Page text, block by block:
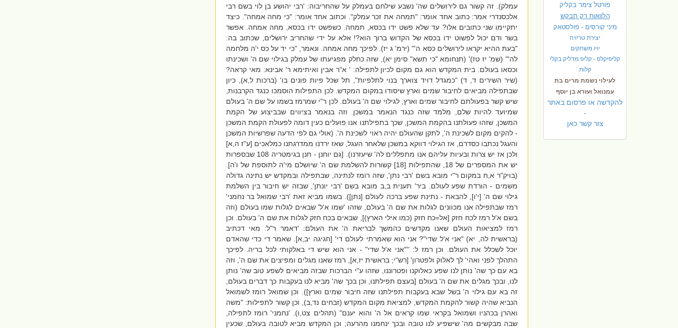
פורטל צימר בקליק
הלוואות רק תבקש
מיני קורסים - פולסטאק
יצירת טריויה
יויו משחקים
קליפיקלפ - קליפ מדליק בקלי
קלות
לעילוי נשמת מרים בת
עמנואל ועזרא בן יוסף
להקדשה או פרסום באתר
-
צור קשר כאן
עמלק). זה קשור גם לירושלים שה' נשבע שילחם בעמלק על שהחריבוה: 'רבי יהושע בן לוי בשם רבי
אלכסנדרי אמר: כתוב אחד אומר: "תמחה את זכר עמלק". וכתוב אחד אומר: "כי מחה אמחה". כיצד
יתקיימו שני כתובים אלו? עד שלא פשט ידו בכסא, תמחה. כשפשט ידו בכסא, מחה אמחה. אפשר
בשר ודם יכול לפשוט ידו בכסא של הקדוש ברוך הוא?! אלא על ידי שהחריב ירושלים, שכתוב בה:
"בעת ההיא יקראו לירושלים כסא ה'" (ירמ' ג יז). לפיכך מחה אמחה. ונאמר, "כי יד על כס י'ה מלחמה
לה'" (שמ' יז טז)' (תנחומא "כי תשא" סימן יא), שזה כחלק מפגיעתו של עמלק בגילוי שם ה' ושכינתו
וכסאו בעולם. בית המקדש הוא גם מקום לכיון לתפילה: ' א"ר אבין ואיתימא ר' אבינא: מאי קראה?
(שיר השירים ד, ד) "כמגדל דויד צוארך בנוי לתלפיות", תל שכל פיות פונים בו' (ברכות ל,א), כיון
שבתפילה מביאים לחיבור שמים וארץ שיסודו במקום המקדש. לכן התפילות הוסמכו כנגד הקרבנות,
שיש קשר בפעולתם לחיבור שמים וארץ, לגילוי שם ה' בעולם. לכן ר"י שמרמז בשמו על שם ה' בעולם
שמיועד להיות שלם, מלמד שזה כנגד הנאמר במשכן. וזה בנאמר בציווים שבביצוע של הקמת
המשכן, שזהו פעולתנו בהקמת המשכן, שכך בתפילתנו אנו פועלים כעין דומה לפעולת הקמת המשכן
- להקים מקום לשכינת ה', לתקן שהעולם יהיה ראוי לשכינת ה'. (אולי גם לפי הדעה שפרשיות המשכן
והעגל נכתבו כסדרם, אז הגילוי דווקא במשכן שלאחר העגל, שאז ירדנו ממדרגתנו כמלאכים [ע"ז ה,א]
ולכן אז יש צרות ובעיות עליהם אנו מתפללים לה' שיעזרנו). [גם יוחנן - חנן בגימטריה 108 שבספרות
יש את המספרים של 18, שהתפילות [18] קשורות להשלמת שם ה' שיושלם מי'ה לתוספת של ו'ה].
(בויק"ר א,ח במקום ר"י מובא בשם 'רבי נתן', שזה רומז לנתינה, שבתפילה ובמקדש יש נתינה גדולה
משמים - הורדת שפע לעולם. ביר' תענית ב,ב מובא בשם 'רבי יונתן', שבזה יש חיבור בין השלמת
גילוי שם ה' [י'ו], להבאת - נתינת שפע ברכה לעולם [נתן]). בשמו מביא זאת 'רבי שמואל בר נחמני'
רמז שבתפילה אנו מכוונים לגלות את שם ה' בעולם, שזהו 'שמו א'ל' שבאים לגלות שמו בעולם (וזה
בשם א'ל רמז לכח חזק [אל=כח חזק (כמו אילי הארץ)], שבאים בכח חזק לגלות את שם ה' בעולם. וכן
רמז למציאות העולם שאנו מקדשים כהמשך לבריאת ה' את העולם: 'דאמר ר"ל: מאי דכתיב
(בראשית לה, יא) "אני א'ל שדי"? אני הוא שאמרתי לעולם די' [חגיגה יב,א]. שאמר די כדי שהאדם
יוכל לשכלל את העולם. וכן רמז ל: ''"אני א'ל שדי" - אני הוא שיש די באלקותי לכל בריה. לפיכך
התהלך לפני ואהי' לך לאלוק ולפטרון' [רש"י; בראשית יז,א], רמז שאנו מגלים ומפיצים את שם ה', וזה
בא עם כך שה' נותן לנו שפע כאלוקנו ופטרוננו, שזהו ע"י הברכות שבזה מביאים לשפע טוב שה' נותן
לנו, ובכך מגלים את שם ה' בעולם [בעצם תפילתנו, וכן בכך שה' מביא לנו בעקבות כך דברים בעולם,
זה בא עם גילוי ה' בשל שבא בעקבות תפילתנו שזה חיבור שמים וארץ]). וכן שמואל רומז לשמואל
הנביא שהיה קשור להקמת המקדש, למציאת מקום המקדש (זבחים נד,ב), וכן קשור לתפילות: "משה
ואהרן בכהניו ושמואל בקראי שמו קראים אל ה' והוא יענם" (תהלים צט,ו). 'נחמני' רומז לתפילה,
שבה מבקשים מה' שישפיע לנו טובה ובכך ינחמנו מהרעה; וכן המקדש מביא לטובה בעולם, שכעין